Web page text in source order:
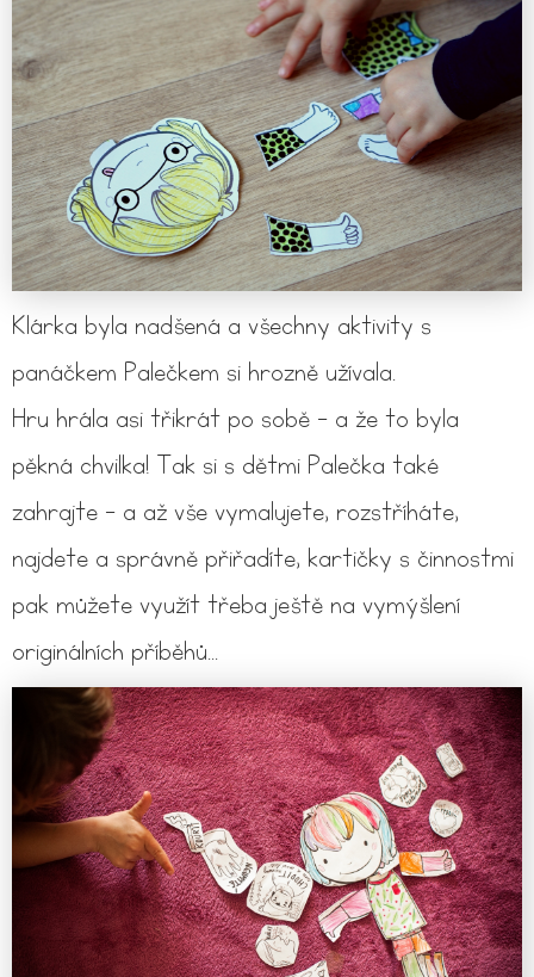
Klárka byla nadšená a všechny aktivity s
panáčkem Palečkem si hrozně užívala.
Hru hrála asi třikrát po sobě - a že to byla
pěkná chvilka! Tak si s dětmi Palečka také
zahrajte - a až vše vymalujete, rozstříháte,
najdete a správně přiřadíte, kartičky s činnostmi
pak můžete využít třeba ještě na vymýšlení
originálních příběhů...